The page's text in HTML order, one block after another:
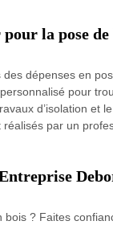
la pose
dépenses en
pour
d’isolation et
par un
bois ? Faites